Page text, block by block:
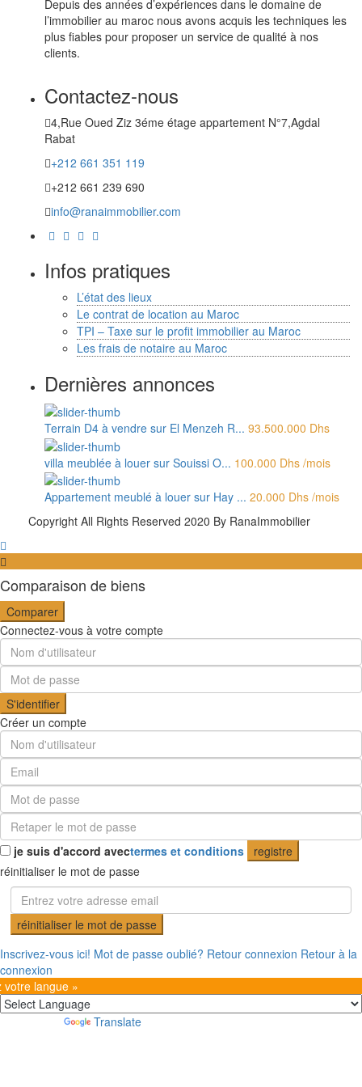
Depuis des années d’expériences dans le domaine de
l’immobilier au maroc nous avons acquis les techniques les
plus fiables pour proposer un service de qualité à nos
clients.
Contactez-nous
4,Rue Oued Ziz 3éme étage appartement N°7,Agdal
Rabat
+212 661 351 119
+212 661 239 690
info@ranaimmobilier.com
Infos pratiques
L’état des lieux
Le contrat de location au Maroc
TPI – Taxe sur le profit immobilier au Maroc
Les frais de notaire au Maroc
Dernières annonces
Terrain D4 à vendre sur El Menzeh R... 93.500.000 Dhs
villa meublée à louer sur Souissi O... 100.000 Dhs /mois
Appartement meublé à louer sur Hay ... 20.000 Dhs /mois
Copyright All Rights Reserved 2020 By RanaImmobilier
Comparaison de biens
Comparer
Connectez-vous à votre compte
S'identifier
Créer un compte
je suis d'accord avectermes et conditions
registre
réinitialiser le mot de passe
réinitialiser le mot de passe
Inscrivez-vous ici! Mot de passe oublié? Retour connexion Retour à la
connexion
votre langue »
Translate